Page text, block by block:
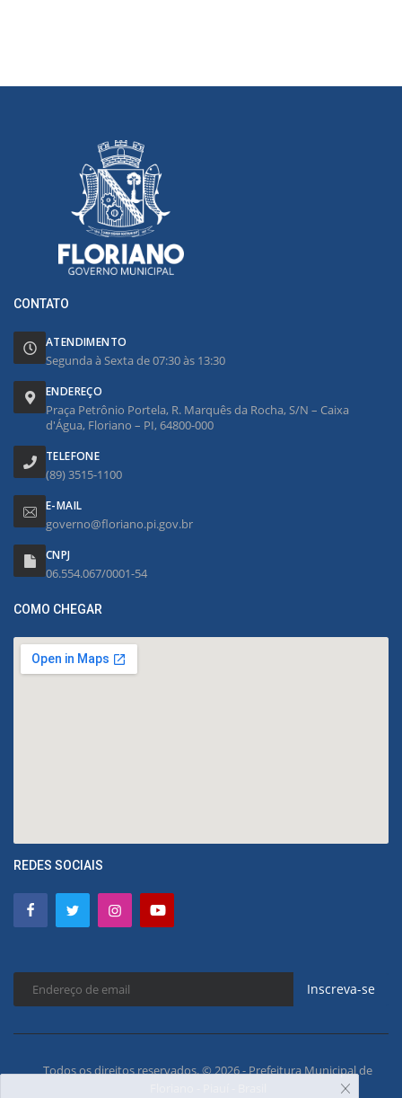
CONTATO
ATENDIMENTO
Segunda à Sexta de 07:30 às 13:30
ENDEREÇO
Praça Petrônio Portela, R. Marquês da Rocha, S/N – Caixa
d'Água, Floriano – PI, 64800-000
TELEFONE
(89) 3515-1100
E-MAIL
governo@floriano.pi.gov.br
CNPJ
06.554.067/0001-54
COMO CHEGAR
REDES SOCIAIS
Inscreva-se
Todos os direitos reservados. © 2026 - Prefeitura Municipal de